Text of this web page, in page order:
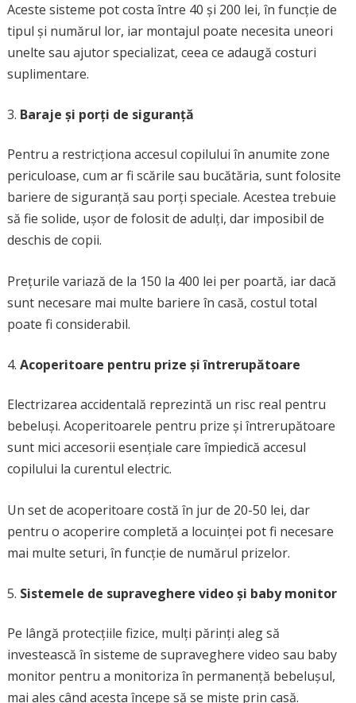
Aceste sisteme pot costa între 40 și 200 lei, în funcție de
tipul și numărul lor, iar montajul poate necesita uneori
unelte sau ajutor specializat, ceea ce adaugă costuri
suplimentare.
Baraje și porți de siguranță
Pentru a restricționa accesul copilului în anumite zone
periculoase, cum ar fi scările sau bucătăria, sunt folosite
bariere de siguranță sau porți speciale. Acestea trebuie
să fie solide, ușor de folosit de adulți, dar imposibil de
deschis de copii.
Prețurile variază de la 150 la 400 lei per poartă, iar dacă
sunt necesare mai multe bariere în casă, costul total
poate fi considerabil.
Acoperitoare pentru prize și întrerupătoare
Electrizarea accidentală reprezintă un risc real pentru
bebeluși. Acoperitoarele pentru prize și întrerupătoare
sunt mici accesorii esențiale care împiedică accesul
copilului la curentul electric.
Un set de acoperitoare costă în jur de 20-50 lei, dar
pentru o acoperire completă a locuinței pot fi necesare
mai multe seturi, în funcție de numărul prizelor.
Sistemele de supraveghere video și baby monitor
Pe lângă protecțiile fizice, mulți părinți aleg să
investească în sisteme de supraveghere video sau baby
monitor pentru a monitoriza în permanență bebelușul,
mai ales când acesta începe să se miște prin casă.